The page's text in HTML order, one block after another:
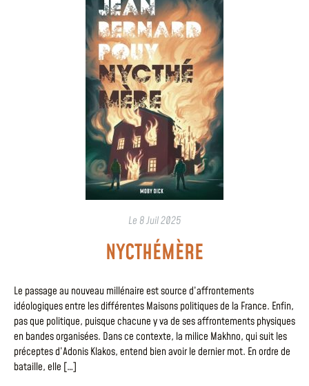
Le 8 Juil 2025
NYCTHÉMÈRE
Le passage au nouveau millénaire est source d’affrontements
idéologiques entre les différentes Maisons politiques de la France. Enfin,
pas que politique, puisque chacune y va de ses affrontements physiques
en bandes organisées. Dans ce contexte, la milice Makhno, qui suit les
préceptes d’Adonis Klakos, entend bien avoir le dernier mot. En ordre de
bataille, elle […]